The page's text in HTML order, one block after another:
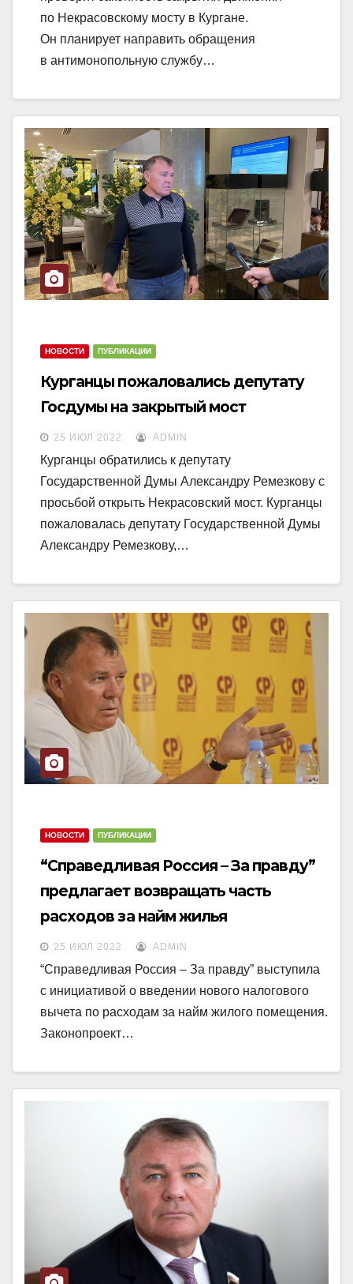
по Некрасовскому мосту в Кургане.
Он планирует направить обращения
в антимонопольную службу…
НОВОСТИ ПУБЛИКАЦИИ
Курганцы пожаловались депутату
Госдумы на закрытый мост
25 ИЮЛ 2022 ADMIN
Курганцы обратились к депутату
Государственной Думы Александру Ремезкову с
просьбой открыть Некрасовский мост. Курганцы
пожаловалась депутату Государственной Думы
Александру Ремезкову,…
НОВОСТИ ПУБЛИКАЦИИ
“Справедливая Россия – За правду”
предлагает возвращать часть
расходов за найм жилья
25 ИЮЛ 2022 ADMIN
“Справедливая Россия – За правду” выступила
с инициативой о введении нового налогового
вычета по расходам за найм жилого помещения.
Законопроект…